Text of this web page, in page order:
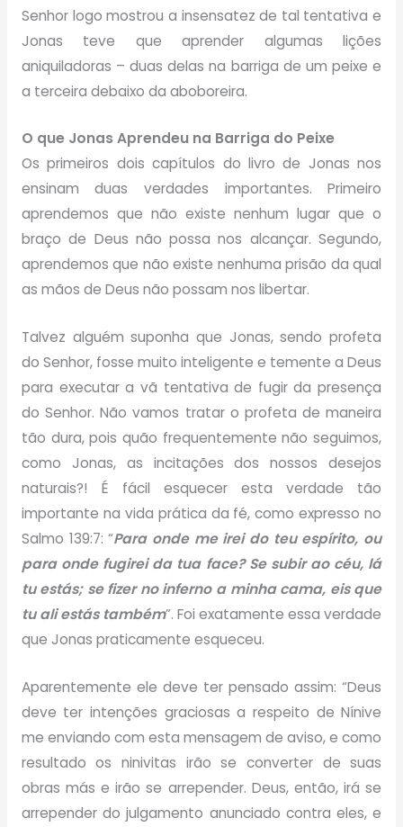
Senhor logo mostrou a insensatez de tal tentativa e
Jonas teve que aprender algumas lições
aniquiladoras – duas delas na barriga de um peixe e
a terceira debaixo da aboboreira.
O que Jonas Aprendeu na Barriga do Peixe
Os primeiros dois capítulos do livro de Jonas nos
ensinam duas verdades importantes. Primeiro
aprendemos que não existe nenhum lugar que o
braço de Deus não possa nos alcançar. Segundo,
aprendemos que não existe nenhuma prisão da qual
as mãos de Deus não possam nos libertar.
Talvez alguém suponha que Jonas, sendo profeta
do Senhor, fosse muito inteligente e temente a Deus
para executar a vã tentativa de fugir da presença
do Senhor. Não vamos tratar o profeta de maneira
tão dura, pois quão frequentemente não seguimos,
como Jonas, as incitações dos nossos desejos
naturais?! É fácil esquecer esta verdade tão
importante na vida prática da fé, como expresso no
Salmo 139:7: “Para onde me irei do teu espírito, ou
para onde fugirei da tua face? Se subir ao céu, lá
tu estás; se fizer no inferno a minha cama, eis que
tu ali estás também”. Foi exatamente essa verdade
que Jonas praticamente esqueceu.
Aparentemente ele deve ter pensado assim: “Deus
deve ter intenções graciosas a respeito de Nínive
me enviando com esta mensagem de aviso, e como
resultado os ninivitas irão se converter de suas
obras más e irão se arrepender. Deus, então, irá se
arrepender do julgamento anunciado contra eles, e